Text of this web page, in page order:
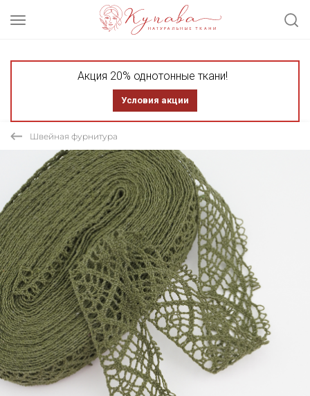
Акция 20% однотонные ткани!
Условия акции
Швейная фурнитура